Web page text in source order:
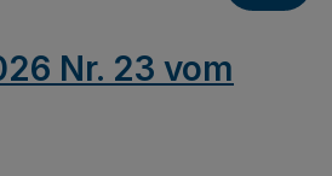
Nr. 23 vom